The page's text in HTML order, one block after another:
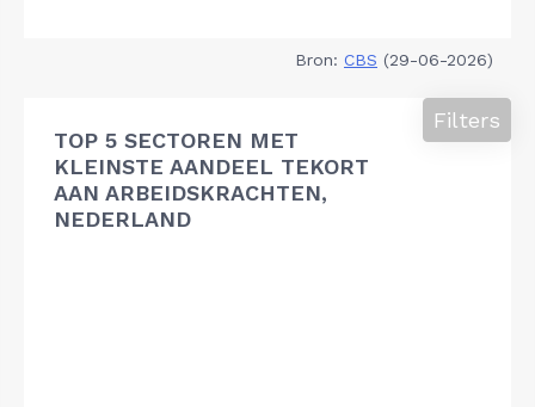
Bron: CBS (29-06-2026)
TOP 5 SECTOREN MET
KLEINSTE AANDEEL TEKORT
AAN ARBEIDSKRACHTEN,
NEDERLAND
Filters